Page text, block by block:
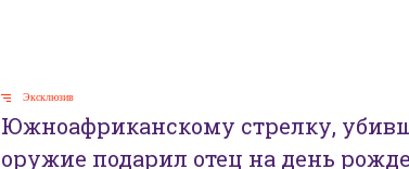
Эксклюзив
Южноафриканскому стрелку,
оружие подарил отец на день